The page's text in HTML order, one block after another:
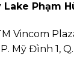
Lake Phạm
Vincom
Mỹ Đình 1,